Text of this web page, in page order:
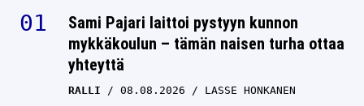
Sami Pajari laittoi pystyyn kunnon
mykkäkoulun – tämän naisen turha ottaa
yhteyttä
RALLI 08.08.2026 LASSE HONKANEN